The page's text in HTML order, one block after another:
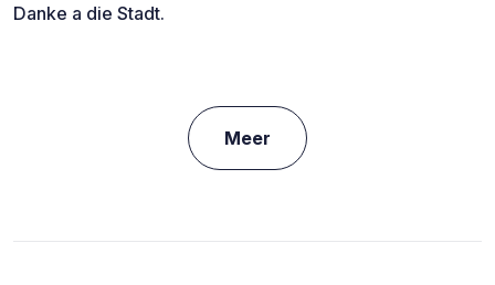
Danke a die Stadt.
Meer